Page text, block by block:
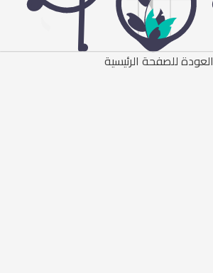
العودة للصفحة الرئيسية